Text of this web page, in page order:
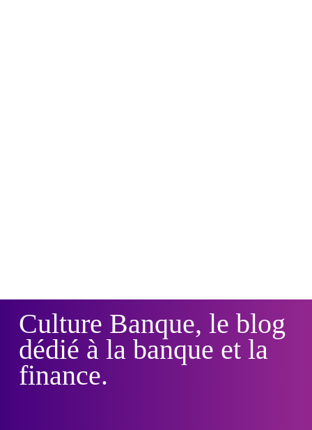
Culture Banque, le blog
dédié à la banque et la
finance.